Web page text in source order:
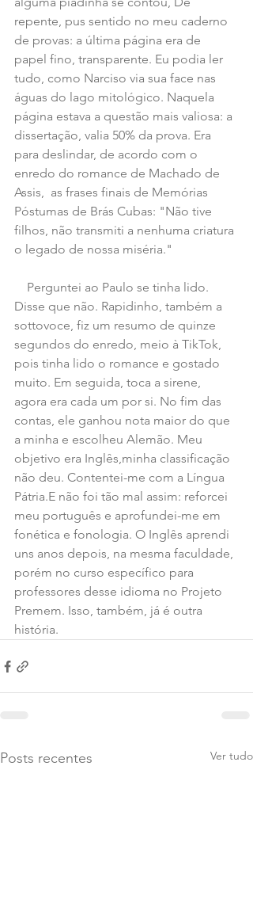
repente, pus sentido no meu caderno
de provas: a última página era de
papel fino, transparente. Eu podia ler
tudo, como Narciso via sua face nas
águas do lago mitológico. Naquela
página estava a questão mais valiosa: a
dissertação, valia 50% da prova. Era
para deslindar, de acordo com o
enredo do romance de Machado de
Assis,  as frases finais de Memórias
Póstumas de Brás Cubas: "Não tive
filhos, não transmiti a nenhuma criatura
o legado de nossa miséria."
Disse que não. Rapidinho, também a
sottovoce, fiz um resumo de quinze
segundos do enredo, meio à TikTok,
pois tinha lido o romance e gostado
muito. Em seguida, toca a sirene,
agora era cada um por si. No fim das
contas, ele ganhou nota maior do que
a minha e escolheu Alemão. Meu
objetivo era Inglês,minha classificação
não deu. Contentei-me com a Língua
Pátria.E não foi tão mal assim: reforcei
meu português e aprofundei-me em
fonética e fonologia. O Inglês aprendi
uns anos depois, na mesma faculdade,
porém no curso específico para
professores desse idioma no Projeto
Premem. Isso, também, já é outra
história.
Posts recentes Ver tudo